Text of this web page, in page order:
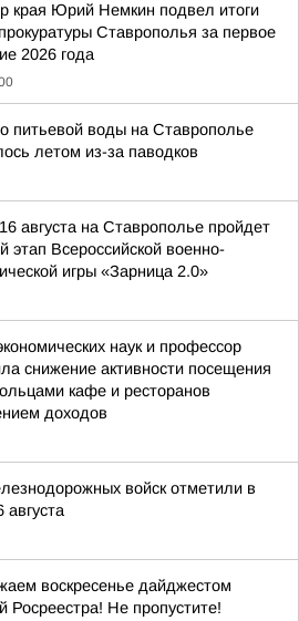
края Юрий Немкин подвел итоги
Ставрополья за первое
2026 года
питьевой воды на Ставрополье
летом из-за паводков
августа на Ставрополье пройдет
этап Всероссийской военно-
игры «Зарница 2.0»
наук и профессор
снижение активности посещения
кафе и ресторанов
доходов
войск отметили в
августа
воскресенье дайджестом
Росреестра! Не пропустите!